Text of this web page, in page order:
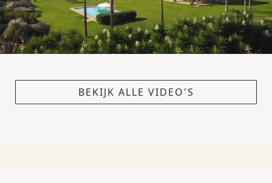
BEKIJK ALLE VIDEO'S